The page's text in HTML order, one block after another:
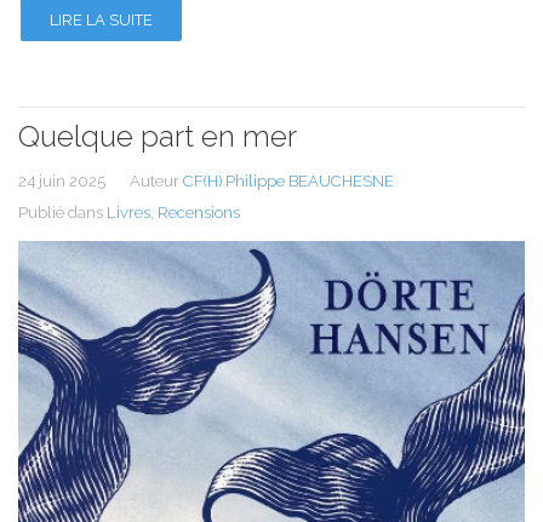
LIRE LA SUITE
Quelque part en mer
24 juin 2025 Auteur CF(H) Philippe BEAUCHESNE
Publié dans Livres, Recensions